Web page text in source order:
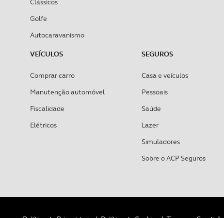
Clássicos
Golfe
Autocaravanismo
VEÍCULOS
Comprar carro
Manutenção automóvel
Fiscalidade
Elétricos
SEGUROS
Casa e veículos
Pessoais
Saúde
Lazer
Simuladores
Sobre o ACP Seguros